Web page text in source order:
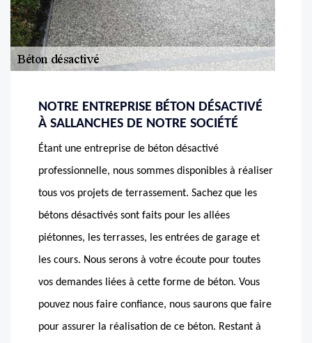
NOTRE ENTREPRISE BÉTON DÉSACTIVÉ
À SALLANCHES DE NOTRE SOCIÉTÉ
Étant une entreprise de béton désactivé
professionnelle, nous sommes disponibles à réaliser
tous vos projets de terrassement. Sachez que les
bétons désactivés sont faits pour les allées
piétonnes, les terrasses, les entrées de garage et
les cours. Nous serons à votre écoute pour toutes
vos demandes liées à cette forme de béton. Vous
pouvez nous faire confiance, nous saurons que faire
pour assurer la réalisation de ce béton. Restant à